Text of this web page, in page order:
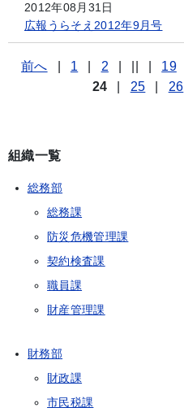
2012年08月31日
広報うらそえ2012年9月号
前へ 1 2 19
24
25 26
組織一覧
総務部
総務課
防災危機管理課
契約検査課
職員課
財産管理課
財務部
財政課
市民税課